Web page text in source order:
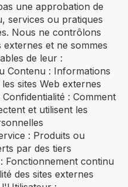
une approbation de
services ou pratiques
Nous ne contrôlons
externes et ne sommes
de leur :
Contenu : Informations
sites Web externes
Confidentialité : Comment
et utilisent les
: Produits ou
par des tiers
Fonctionnement continu
des sites externes